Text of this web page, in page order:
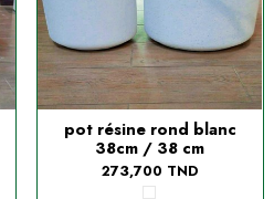
pot résine rond blanc
38cm / 38 cm
273,700 TND